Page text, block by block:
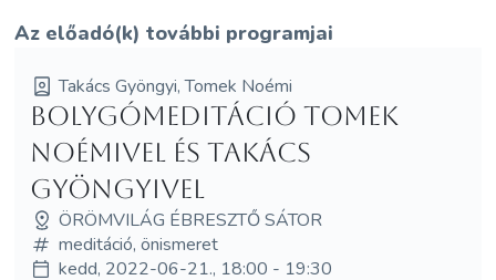
Az előadó(k) további programjai
Takács Gyöngyi, Tomek Noémi
Bolygómeditáció Tomek
Noémivel és Takács
Gyöngyivel
ÖRÖMVILÁG ÉBRESZTŐ SÁTOR
meditáció, önismeret
kedd, 2022-06-21., 18:00 - 19:30